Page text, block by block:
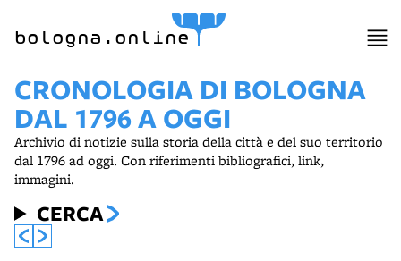
bologna.online
CRONOLOGIA DI BOLOGNA
DAL 1796 A OGGI
Archivio di notizie sulla storia della città e del suo territorio
dal 1796 ad oggi. Con riferimenti bibliografici, link,
immagini.
CERCA